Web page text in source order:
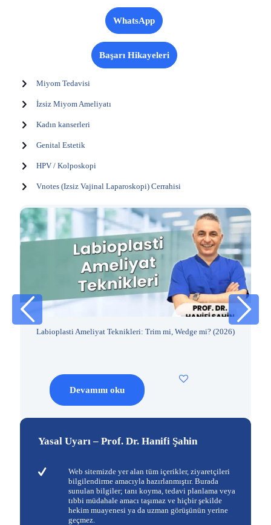
WhatsApp
Başarı Hikayeleri
Miyom Tedavisi
İzsiz Miyom Ameliyatı
Kadın kanserleri
Genital Estetik
HPV / Kolposkopi
Vnotes (Izsiz Vajinal Laparoskopi) Cerrahisi
Labioplasti Ameliyat Teknikleri: Trim mi, Wedge mi? (2026)
Devamını oku
Yasal Uyarı – Prof. Dr. Hanifi Şahin
Web sitemizde yer alan tüm içerikler, ziyaretçileri
bilgilendirme amacıyla hazırlanmıştır. Burada
sunulan bilgiler; tanı koyma, tedavi planlama veya
tıbbi müdahale amacı taşımaz ve hiçbir şekilde
hekim muayenesi ya da uzman görüşünün yerine
geçmez.